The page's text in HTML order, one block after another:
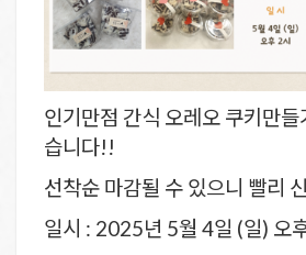
인기만점 간식 오레오 쿠키만
습니다!!
선착순 마감될 수 있으니 빨리
일시 : 2025년 5월 4일 (일) 오